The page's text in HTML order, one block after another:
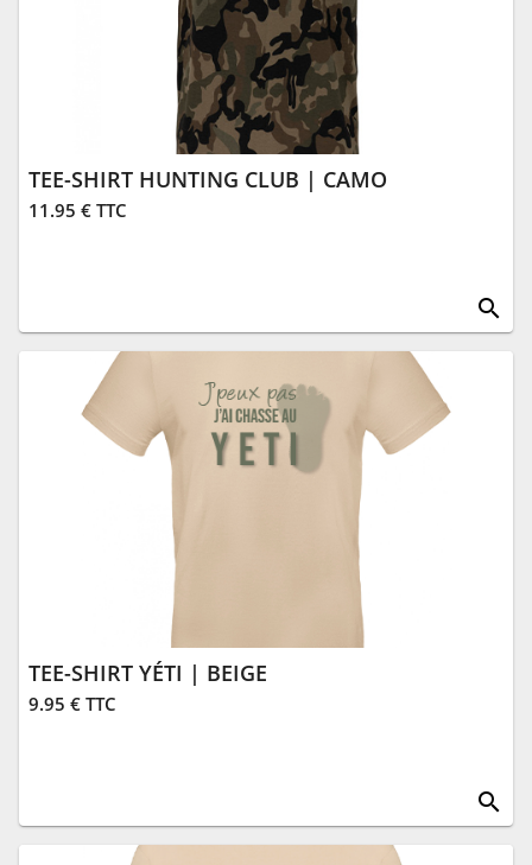
TEE-SHIRT HUNTING CLUB | CAMO
11.95 € TTC
search
TEE-SHIRT YÉTI | BEIGE
9.95 € TTC
search